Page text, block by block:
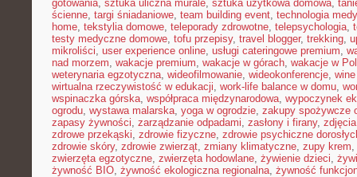
gotowania, sztuka uliczna murale, sztuka użytkowa domowa,
ścienne, targi śniadaniowe, team building event, technologia
home, tekstylia domowe, teleporady zdrowotne, telepsychologia,
testy medyczne domowe, tofu przepisy, travel blogger, trekking,
mikroliści, user experience online, usługi cateringowe premium,
nad morzem, wakacje premium, wakacje w górach, wakacje w
weterynaria egzotyczna, wideofilmowanie, wideokonferencje,
wirtualna rzeczywistość w edukacji, work-life balance w domu,
wspinaczka górska, współpraca międzynarodowa, wypoczynek
ogrodu, wystawa malarska, yoga w ogrodzie, zakupy spożywcze
zapasy żywności, zarządzanie odpadami, zasłony i firany,
zdrowe przekąski, zdrowie fizyczne, zdrowie psychiczne
zdrowie skóry, zdrowie zwierząt, zmiany klimatyczne, zupy krem,
zwierzęta egzotyczne, zwierzęta hodowlane, żywienie dzieci,
żywność BIO, żywność ekologiczna regionalna, żywność